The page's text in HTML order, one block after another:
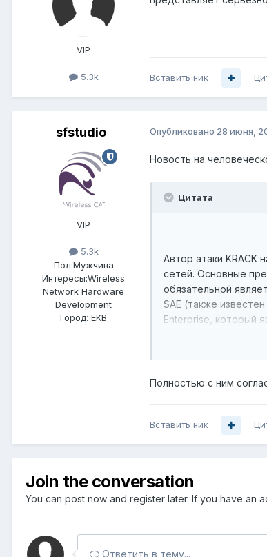
VIP
5.3k Вставить ник
sfstudio
VIP
5.3k
Пол:Мужчина
Интересы:Wireless
Network Hardware
Development
Город: EKB
Опубликовано 28 июня,
Новость на
Цитата
Автор атаки KRACK
сетей. Основные
обязательной
SAE (также
Enterprise, который
Полностью с ним
Вставить ник
Join the conversation
You can post now and register later. If you have an
Ответить в тему...